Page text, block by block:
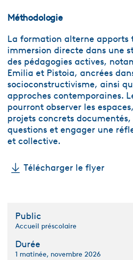
Méthodologie
La formation alterne apports
immersion directe dans une
des pédagogies actives,
Emilia et Pistoia, ancrées
socioconstructivisme, ainsi
approches contemporaines.
pourront observer les
projets concrets documentés,
questions et engager une
et collective.
Télécharger le flyer
Public
Accueil préscolaire
Durée
1 matinée, novembre 2026